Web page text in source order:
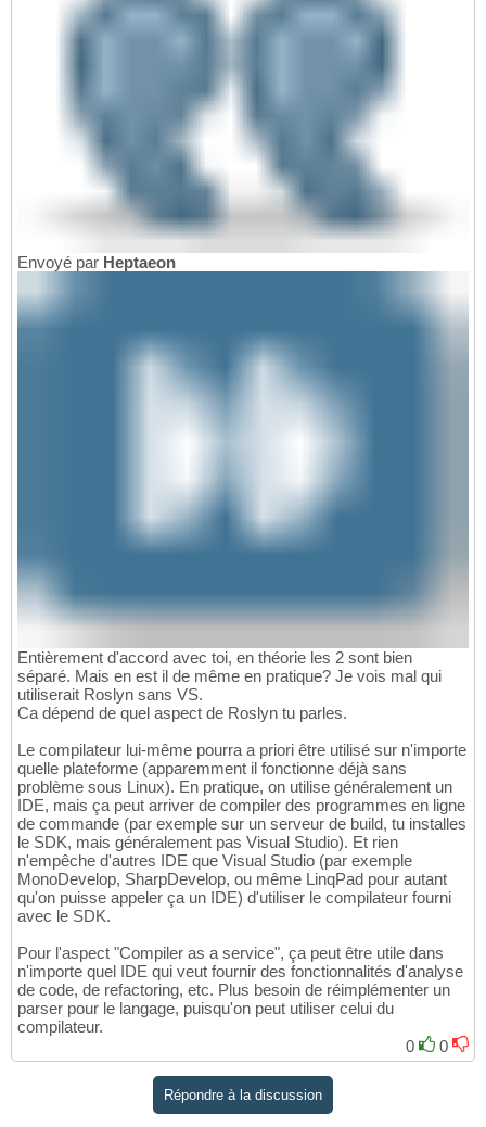
Envoyé par Heptaeon
Entièrement d'accord avec toi, en théorie les 2 sont bien
séparé. Mais en est il de même en pratique? Je vois mal qui
utiliserait Roslyn sans VS.
Ca dépend de quel aspect de Roslyn tu parles.
Le compilateur lui-même pourra a priori être utilisé sur n'importe
quelle plateforme (apparemment il fonctionne déjà sans
problème sous Linux). En pratique, on utilise généralement un
IDE, mais ça peut arriver de compiler des programmes en ligne
de commande (par exemple sur un serveur de build, tu installes
le SDK, mais généralement pas Visual Studio). Et rien
n'empêche d'autres IDE que Visual Studio (par exemple
MonoDevelop, SharpDevelop, ou même LinqPad pour autant
qu'on puisse appeler ça un IDE) d'utiliser le compilateur fourni
avec le SDK.
Pour l'aspect "Compiler as a service", ça peut être utile dans
n'importe quel IDE qui veut fournir des fonctionnalités d'analyse
de code, de refactoring, etc. Plus besoin de réimplémenter un
parser pour le langage, puisqu'on peut utiliser celui du
compilateur.
0
0
Répondre à la discussion